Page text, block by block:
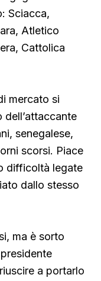
Sciacca,
Atletico
Cattolica
mercato si
dell’attaccante
senegalese,
scorsi. Piace
difficoltà legate
dallo stesso
ma è sorto
a portarlo